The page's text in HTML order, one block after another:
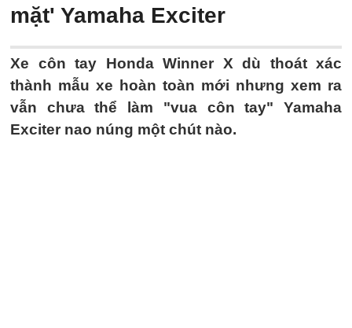
mặt' Yamaha Exciter
Xe côn tay Honda Winner X dù thoát xác
thành mẫu xe hoàn toàn mới nhưng xem ra
vẫn chưa thể làm "vua côn tay" Yamaha
Exciter nao núng một chút nào.